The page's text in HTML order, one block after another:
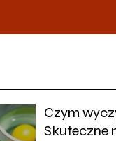
Czym
Skuteczne